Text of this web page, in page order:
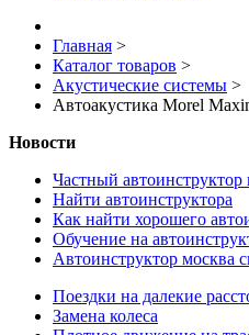
Главная >
Каталог товаров >
Акустические системы >
Автоакустика Morel
Новости
Частный
Найти автоинструктора
Как найти хорошего
Обучение на
Автоинструктор москва
Поездки на далекие
Замена колеса